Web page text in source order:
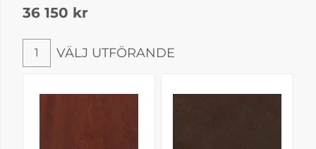
36 150 kr
Välj utförande
1 VÄLJ UTFÖRANDE